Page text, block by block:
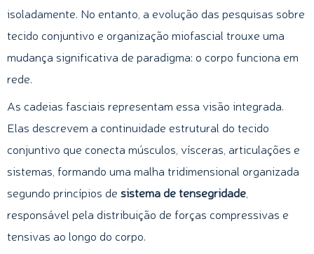
isoladamente. No entanto, a evolução das pesquisas sobre
tecido conjuntivo e organização miofascial trouxe uma
mudança significativa de paradigma: o corpo funciona em
rede.
As cadeias fasciais representam essa visão integrada.
Elas descrevem a continuidade estrutural do tecido
conjuntivo que conecta músculos, vísceras, articulações e
sistemas, formando uma malha tridimensional organizada
segundo princípios de sistema de tensegridade
responsável pela distribuição de forças compressivas e
tensivas ao longo do corpo.